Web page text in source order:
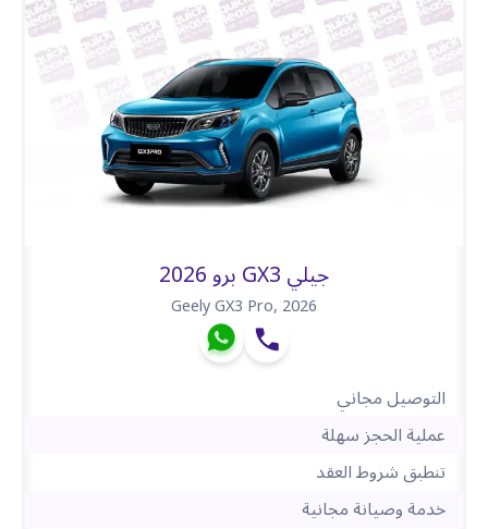
جيلي GX3 برو 2026
Geely GX3 Pro,2026
التوصيل مجاني
عملية الحجز سهلة
تنطبق شروط العقد
خدمة وصيانة مجانية